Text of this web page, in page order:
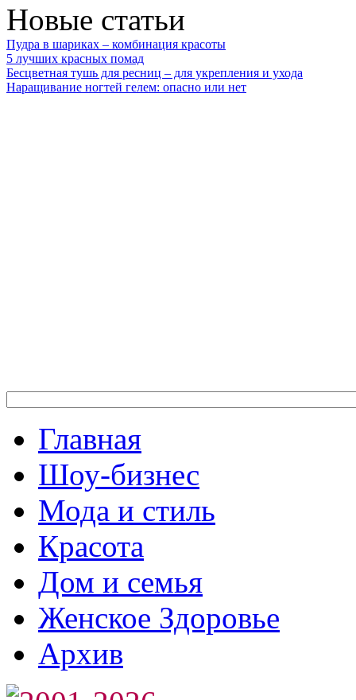
Новые статьи
Пудра в шариках – комбинация красоты
5 лучших красных помад
Бесцветная тушь для ресниц – для укрепления и ухода
Наращивание ногтей гелем: опасно или нет
Главная
Шоу-бизнес
Мода и стиль
Красота
Дом и семья
Женское Здоровье
Архив